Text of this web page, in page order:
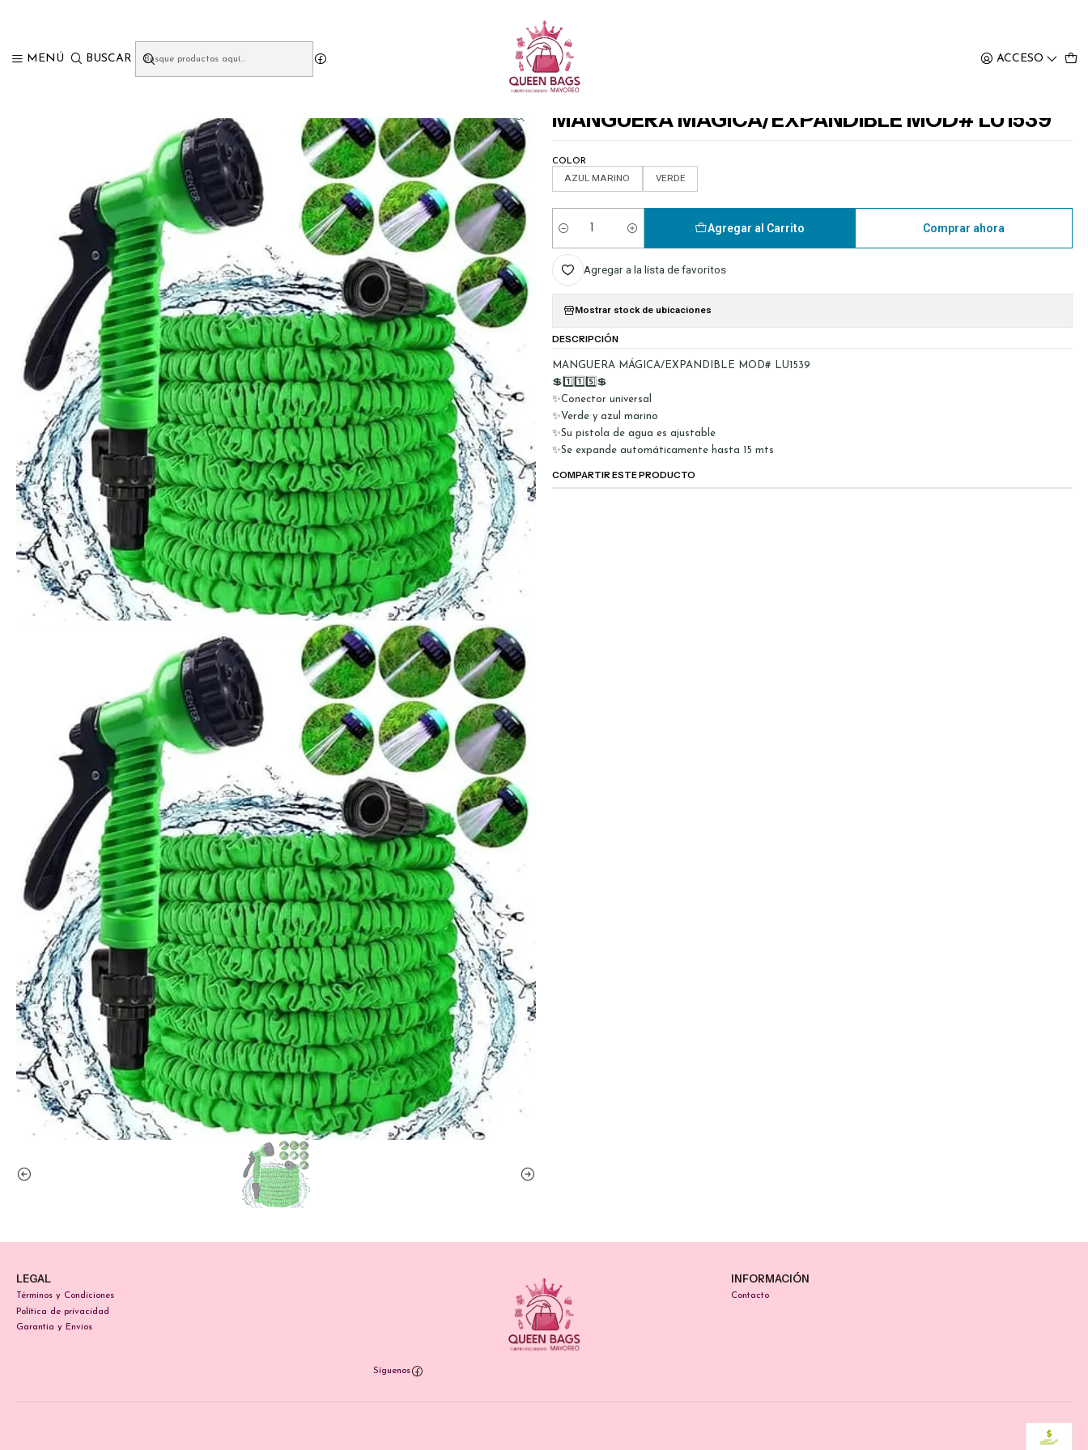
MENÚ BUSCAR ACCESO
MANGUERA MÁGICA/EXPANDIBLE MOD# LU1539
MANGUERA MÁGICA/EXPANDIBLE MOD# LU1539
COLOR
AZUL MARINO VERDE
Cantidad
Agregar al Carrito Comprar ahora
Agregar a la lista de favoritos
Mostrar stock de ubicaciones
DESCRIPCIÓN
MANGUERA MÁGICA/EXPANDIBLE MOD# LU1539
💲1️⃣1️⃣5️⃣💲
✨Conector universal
✨Verde y azul marino
✨Su pistola de agua es ajustable
✨Se expande automáticamente hasta 15 mts
COMPARTIR ESTE PRODUCTO
LEGAL
Términos y Condiciones
Política de privacidad
Garantia y Envios
Síguenos
INFORMACIÓN
Contacto